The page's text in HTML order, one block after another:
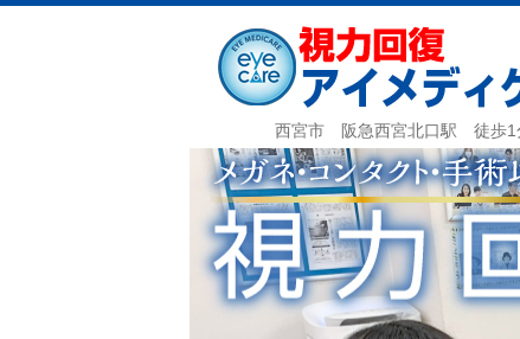
西宮市 阪急西宮北口駅 徒歩1